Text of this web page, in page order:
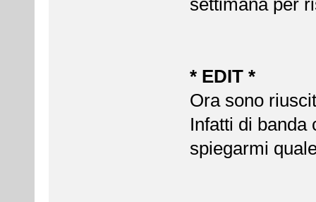
settimana per
* EDIT *
Ora sono
Infatti di banda
spiegarmi